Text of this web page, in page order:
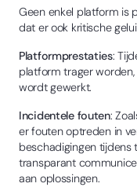
Geen enkel platform is
dat er ook kritische
Platformprestaties:
platform trager
wordt gewerkt.
Incidentele fouten:
er fouten optreden in
beschadigingen tijdens
transparant
aan oplossingen.